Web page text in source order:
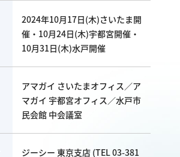
2024年10月17日(木)さいたま開
催・10月24日(木)宇都宮開催・
10月31日(木)水戸開催
アマガイ さいたまオフィス／ア
マガイ 宇都宮オフィス／水戸市
民会館 中会議室
ジーシー 東京支店 (TEL 03-381